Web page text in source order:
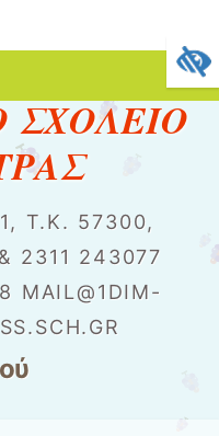
ΣΧΟΛΕΙΟ
Τ.Κ. 57300,
2311 243077
MAIL@1DIM-